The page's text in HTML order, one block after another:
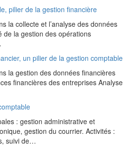
pilier de la gestion financière
la collecte et l’analyse des données
de la gestion des opérations
un pilier de la gestion comptable
la gestion des données financières
financières des entreprises Analyse
: gestion administrative et
gestion du courrier. Activités :
suivi de…